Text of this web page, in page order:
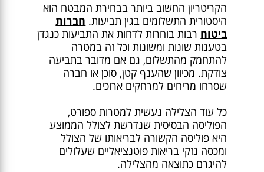
הקריטריון החשוב ביותר בבחירת המבטח הוא
היסטורית התשלומים בגין תביעות. חברות
ביטוח רבות בוחרות לדחות את התביעות כנגדן
בטענות שונות ומשונות וכל זה במטרה
להתחמק מהתשלום, גם אם מדובר בתביעה
צודקת. מכיוון שהענף קטן, סוכן או חברה
שסרחו מריחים למרחקים ארוכים.
כל עוד הצלילה נעשית למטרות ספורט,
הפוליסה הבסיסית שנדרשת לצולל הממוצע
היא פוליסה הקשורה לבריאותו של הצולל
ומכסה נזקי בריאות פוטנציאליים שעלולים
להיגרם כתוצאה מהצלילה.